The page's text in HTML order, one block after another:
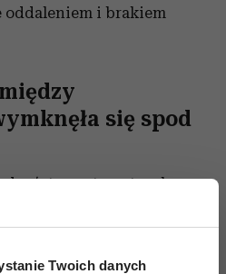
Twoich danych
oddaleniem i brakiem
się spod
to naturalne
się szkodliwa, jeśli nie
przez rodziców,